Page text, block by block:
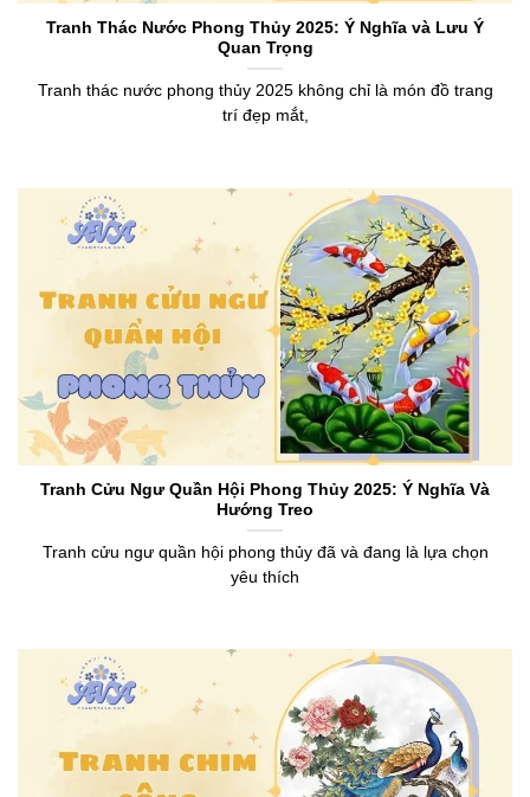
Tranh Thác Nước Phong Thủy 2025: Ý Nghĩa và Lưu Ý
Quan Trọng
Tranh thác nước phong thủy 2025 không chỉ là món đồ trang
trí đẹp mắt,
Tranh Cửu Ngư Quần Hội Phong Thủy 2025: Ý Nghĩa Và
Hướng Treo
Tranh cửu ngư quần hội phong thủy đã và đang là lựa chọn
yêu thích